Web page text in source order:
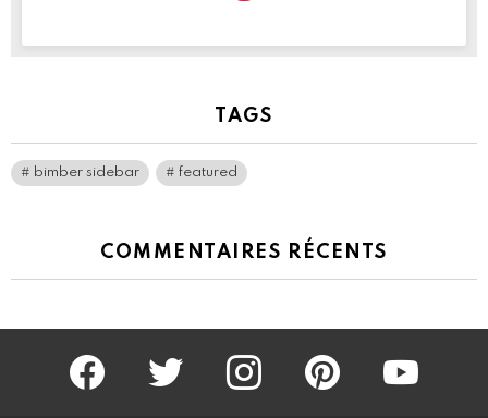
TAGS
bimber sidebar featured
COMMENTAIRES RÉCENTS
facebook twitter instagram pinterest youtube